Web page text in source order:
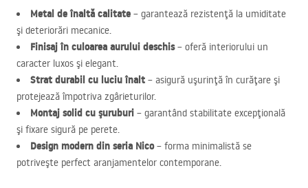
Metal de înaltă calitate – garantează rezistenţă la umiditate
şi deteriorări mecanice.
Finisaj în culoarea aurului deschis– oferă interiorului un
caracter luxos şi elegant.
Strat durabil cu luciu înalt – asigură uşurinţă în curăţare şi
protejează împotriva zgârieturilor.
Monta­j solid cu şuruburi – garantând stabilitate excepţională
şi fixare sigură pe perete.
Design modern din seria Nico– forma minimalistă se
potriveşte perfect aranjamentelor contemporane.